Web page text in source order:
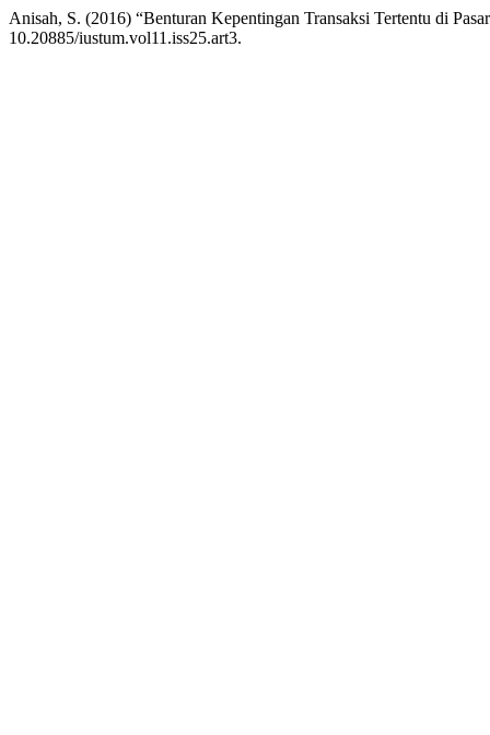
Anisah, S. (2016) “Benturan Kepentingan Transaksi Tertentu di
10.20885/iustum.vol11.iss25.art3.